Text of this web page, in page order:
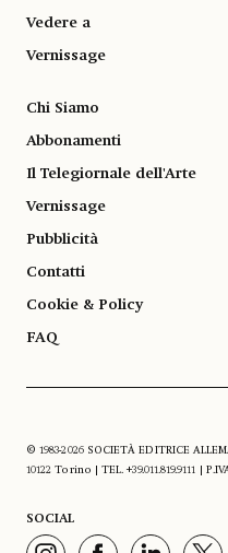
Vedere a
Vernissage
Chi Siamo
Abbonamenti
Il Telegiornale dell'Arte
Vernissage
Pubblicità
Contatti
Cookie & Policy
FAQ
© 1983-2026 SOCIETÀ EDITRICE
10122 Torino | TEL. +39.011.819.9111 |
SOCIAL